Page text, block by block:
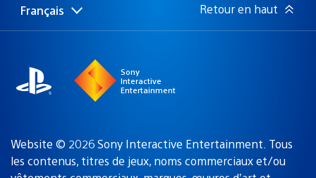
Choisir
Région
Français Retour en haut
Sony
Interactive
Entertainment
Website © 2026 Sony Interactive Entertainment. Tous
les contenus, titres de jeux, noms commerciaux et/ou